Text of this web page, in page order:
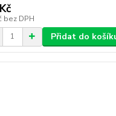
bez DPH
Přidat do